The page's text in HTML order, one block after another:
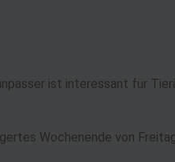
ist interessant für
Wochenende von